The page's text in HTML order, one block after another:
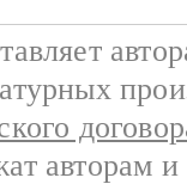
авторам